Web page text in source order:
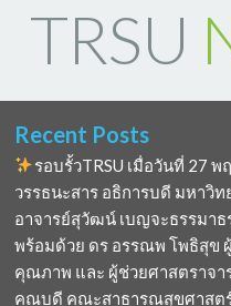
TRSU
Recent Posts
รอบรั้วTRSU เมื่อวันที่ 27
วรรธนะสาร อธิการบดี มหาวิ
อาจารย์สุวัฒน์ เบญจะธรรมา
พร้อมด้วย ดร อรรณพ โพธิสุข
คุณภาพ และ ผู้ช่วยศาสตราจ
คณบดี คณะสาธารณสุขศาสต